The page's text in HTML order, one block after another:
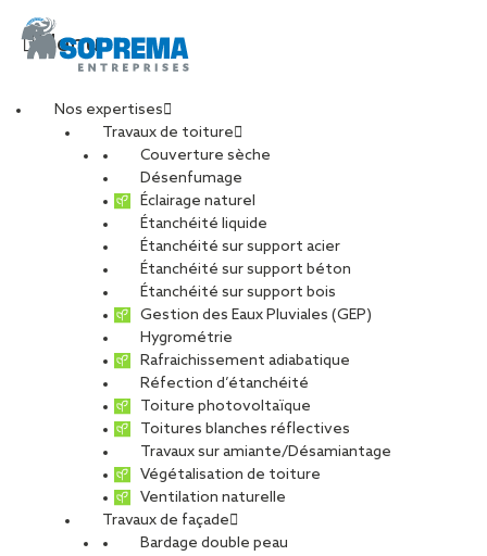
Menu
Nos expertises
Travaux de toiture
Couverture sèche
Désenfumage
Éclairage naturel
Étanchéité liquide
Étanchéité sur support acier
Étanchéité sur support béton
Étanchéité sur support bois
Gestion des Eaux Pluviales (GEP)
Hygrométrie
Rafraichissement adiabatique
Réfection d’étanchéité
Toiture photovoltaïque
Toitures blanches réflectives
Travaux sur amiante/Désamiantage
Végétalisation de toiture
Ventilation naturelle
Travaux de façade
Bardage double peau
img-article-beopen-
prix
PARTAGER
10 juillet 2018